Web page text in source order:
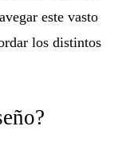
este vasto
los distintos